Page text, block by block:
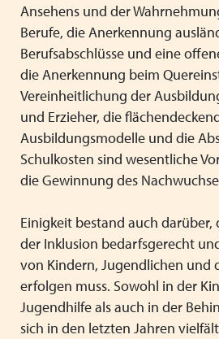
Ansehens und der
Berufe, die Anerkennung
Berufsabschlüsse und eine
die Anerkennung beim
Vereinheitlichung der
und Erzieher, die
Ausbildungsmodelle und die
Schulkosten sind wesentliche
die Gewinnung des
Einigkeit bestand auch darüber,
der Inklusion bedarfsgerecht
von Kindern, Jugendlichen und
erfolgen muss. Sowohl in der
Jugendhilfe als auch in der
sich in den letzten Jahren